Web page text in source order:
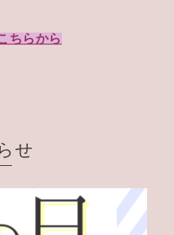
ちらから
せ